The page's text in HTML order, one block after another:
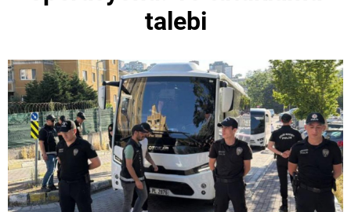
talebi